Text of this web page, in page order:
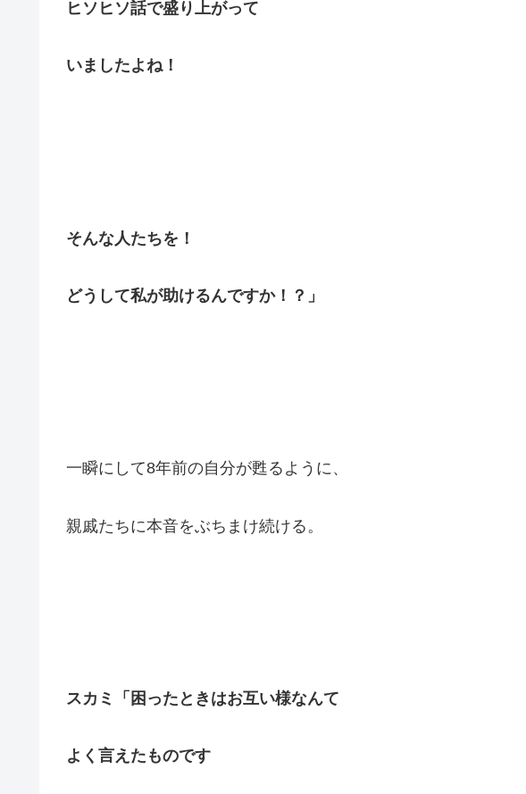
ヒソヒソ話で盛り上がって
いましたよね！
そんな人たちを！
どうして私が助けるんですか！？」
一瞬にして8年前の自分が甦るように、
親戚たちに本音をぶちまけ続ける。
スカミ「困ったときはお互い様なんて
よく言えたものです